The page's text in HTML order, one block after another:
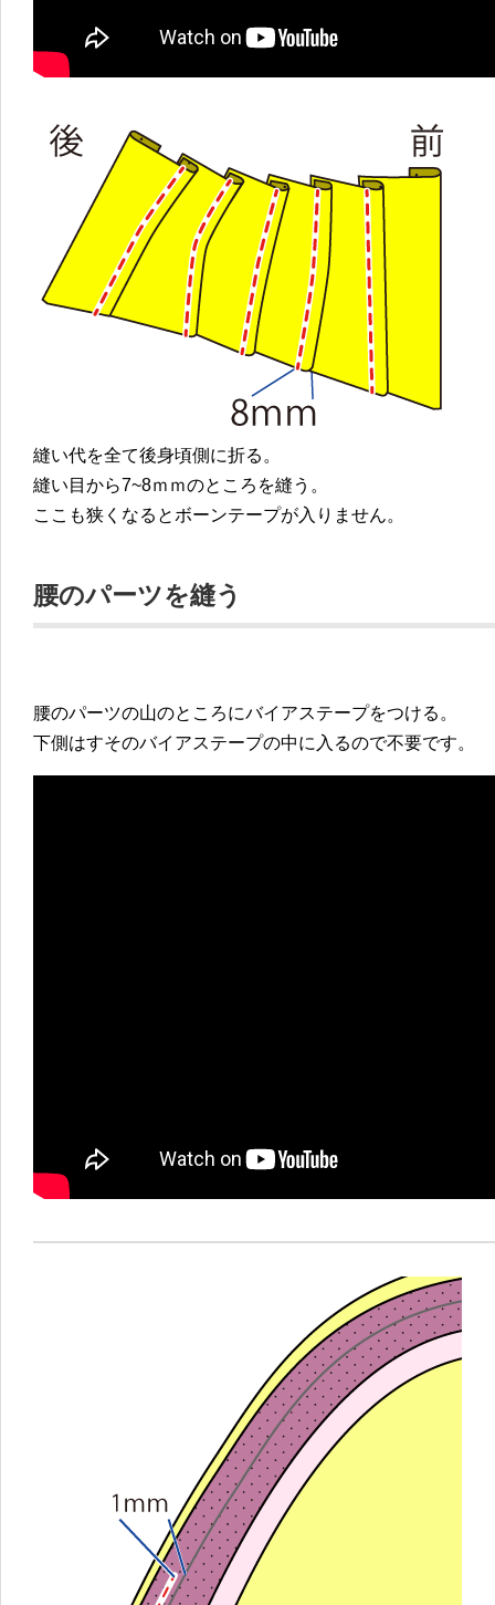
縫い代を全て後身頃側に折る。
縫い目から7~8ｍｍのところを縫う。
ここも狭くなるとボーンテープが入りません。
腰のパーツを縫う
腰のパーツの山のところにバイアステープをつける。
下側はすそのバイアステープの中に入るので不要です。